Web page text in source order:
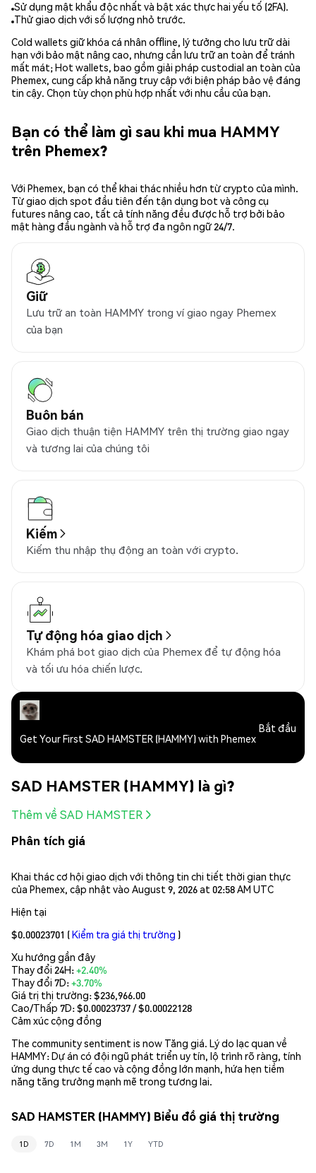
Sử dụng mật khẩu độc nhất và bật xác thực hai yếu tố (2FA).
Thử giao dịch với số lượng nhỏ trước.
Cold wallets giữ khóa cá nhân offline, lý tưởng cho lưu trữ dài
hạn với bảo mật nâng cao, nhưng cần lưu trữ an toàn để tránh
mất mát; Hot wallets, bao gồm giải pháp custodial an toàn của
Phemex, cung cấp khả năng truy cập với biện pháp bảo vệ đáng
tin cậy. Chọn tùy chọn phù hợp nhất với nhu cầu của bạn.
Bạn có thể làm gì sau khi mua HAMMY
trên Phemex?
Với Phemex, bạn có thể khai thác nhiều hơn từ crypto của mình.
Từ giao dịch spot đầu tiên đến tận dụng bot và công cụ
futures nâng cao, tất cả tính năng đều được hỗ trợ bởi bảo
mật hàng đầu ngành và hỗ trợ đa ngôn ngữ 24/7.
Giữ
Lưu trữ an toàn HAMMY trong ví giao ngay Phemex
của bạn
Buôn bán
Giao dịch thuận tiện HAMMY trên thị trường giao ngay
và tương lai của chúng tôi
Kiếm
Kiếm thu nhập thụ động an toàn với crypto.
Tự động hóa giao dịch
Khám phá bot giao dịch của Phemex để tự động hóa
và tối ưu hóa chiến lược.
Get Your First SAD HAMSTER (HAMMY) with Phemex
Bắt đầu
SAD HAMSTER (HAMMY) là gì?
Thêm về SAD HAMSTER
Phân tích giá
Khai thác cơ hội giao dịch với thông tin chi tiết thời gian thực
của Phemex, cập nhật vào August 9, 2026 at 02:58 AM UTC
Hiện tại
$0.00023701 (Kiểm tra giá thị trường )
Xu hướng gần đây
Thay đổi 24H:+2.40%
Thay đổi 7D:+3.70%
Giá trị thị trường:$236,966.00
Cao/Thấp 7D: $0.00023737/ $0.00022128
Cảm xúc cộng đồng
The community sentiment is now Tăng giá. Lý do lạc quan về
HAMMY: Dự án có đội ngũ phát triển uy tín, lộ trình rõ ràng, tính
ứng dụng thực tế cao và cộng đồng lớn mạnh, hứa hẹn tiềm
năng tăng trưởng mạnh mẽ trong tương lai.
SAD HAMSTER (HAMMY) Biểu đồ giá thị trường
1D 7D 1M 3M 1Y YTD